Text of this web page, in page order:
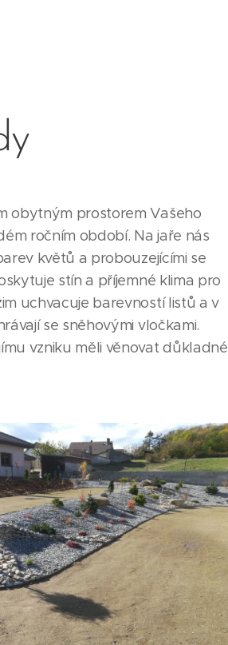
obytným prostorem Vašeho
ročním období. Na jaře nás
květů a probouzejícími se
stín a příjemné klima pro
uchvacuje barevností listů a v
se sněhovými vločkami.
vzniku měli věnovat důkladné